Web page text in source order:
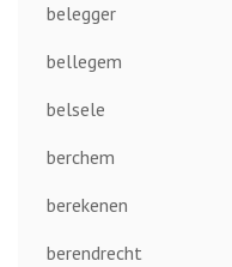
belegger
bellegem
belsele
berchem
berekenen
berendrecht